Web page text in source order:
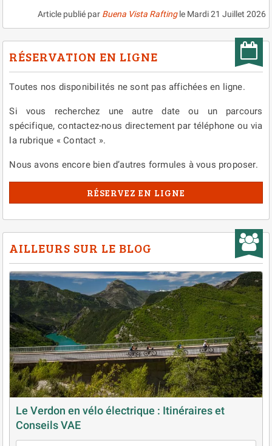
Article publié par Buena Vista Raftingle Mardi 21 Juillet 2026
RÉSERVATION EN LIGNE
Toutes nos disponibilités ne sont pas affichées en ligne.
Si vous recherchez une autre date ou un parcours
spécifique, contactez-nous directement par téléphone ou via
la rubrique « Contact ».
Nous avons encore bien d’autres formules à vous proposer.
RÉSERVEZ EN LIGNE
AILLEURS SUR LE BLOG
Le Verdon en vélo électrique : Itinéraires et
Conseils VAE